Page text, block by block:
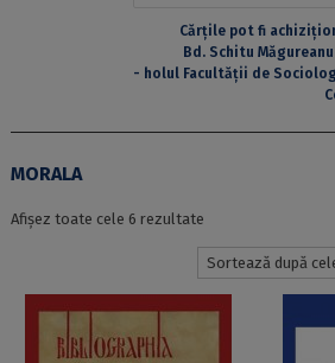
Cărțile pot fi
Bd. Schitu
- holul Facultății de
MORALA
Afișez toate cele 6 rezultateSortat
cele
recente